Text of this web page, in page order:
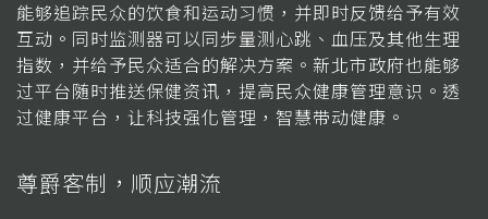
能够追踪民众的饮食和运动习惯，并即时反馈给予有效
互动。同时监测器可以同步量测心跳、血压及其他生理
指数，并给予民众适合的解决方案。新北市政府也能够
过平台随时推送保健资讯，提高民众健康管理意识。透
过健康平台，让科技强化管理，智慧带动健康。
尊爵客制，顺应潮流